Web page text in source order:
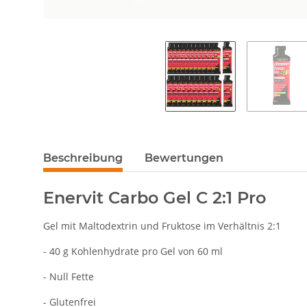
Beschreibung Bewertungen
Enervit Carbo Gel C 2:1 Pro
Gel mit Maltodextrin und Fruktose im Verhältnis 2:1
- 40 g Kohlenhydrate pro Gel von 60 ml
- Null Fette
- Glutenfrei